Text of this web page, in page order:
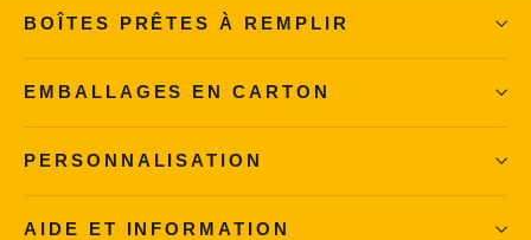
BOÎTES PRÊTES À REMPLIR
EMBALLAGES EN CARTON
PERSONNALISATION
AIDE ET INFORMATION